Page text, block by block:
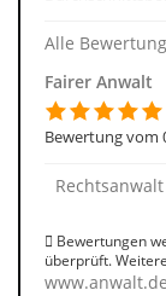
Alle
Fairer Anwalt
Bewertung vom
Bewertungen
überprüft.